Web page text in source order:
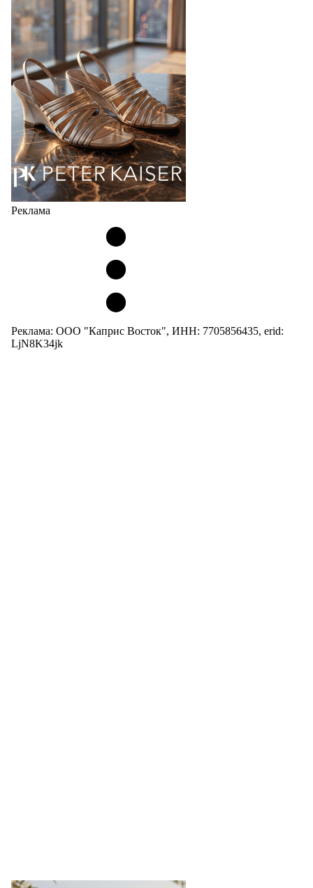
соответствует сегодняшнему тренду на
сникерины (гибридный вариант балеток и
кроссовок обтекаемой формы и с тонкой подошвой).
Но в модели Miu Miu Bubble присутствует еще и…
05.08.2026 3985
Реклама
Реклама: ООО "Каприс Восток", ИНН: 7705856435, erid:
LjN8K34jk